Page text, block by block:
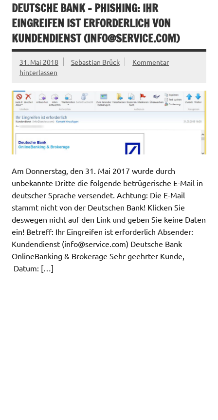
DEUTSCHE BANK – PHISHING: IHR
EINGREIFEN IST ERFORDERLICH VON
KUNDENDIENST (INFO@SERVICE.COM)
31. Mai 2018 Sebastian Brück
Kommentar
hinterlassen
Am Donnerstag, den 31. Mai 2017 wurde durch
unbekannte Dritte die folgende betrügerische E-Mail in
deutscher Sprache versendet. Achtung: Die E-Mail
stammt nicht von der Deutschen Bank! Klicken Sie
deswegen nicht auf den Link und geben Sie keine Daten
ein! Betreff: Ihr Eingreifen ist erforderlich Absender:
Kundendienst (info@service.com) Deutsche Bank
OnlineBanking & Brokerage Sehr geehrter Kunde,
Datum: […]